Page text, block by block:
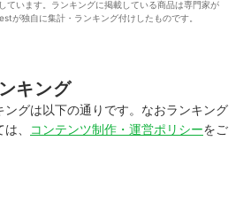
ています。ランキングに掲載している商品は専門家が
が独自に集計・ランキング付けしたものです。
キング
ングは以下の通りです。なおランキング
、
コンテンツ制作・運営ポリシーをご